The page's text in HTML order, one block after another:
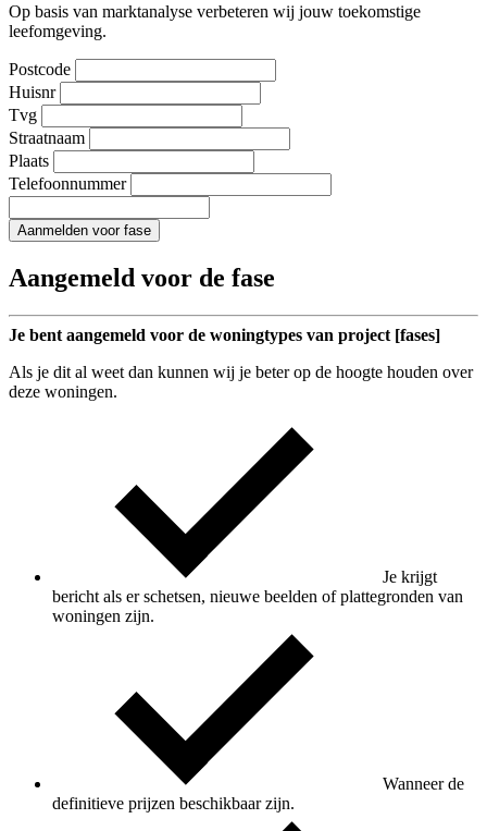
Op basis van marktanalyse verbeteren wij jouw toekomstige
leefomgeving.
Postcode
Huisnr
Tvg
Straatnaam
Plaats
Telefoonnummer
Aanmelden voor fase
Aangemeld voor de fase
Je bent aangemeld voor de woningtypes van project [fases]
Als je dit al weet dan kunnen wij je beter op de hoogte houden over
deze woningen.
Je krijgt
bericht als er schetsen, nieuwe beelden of plattegronden van
woningen zijn.
Wanneer de
definitieve prijzen beschikbaar zijn.